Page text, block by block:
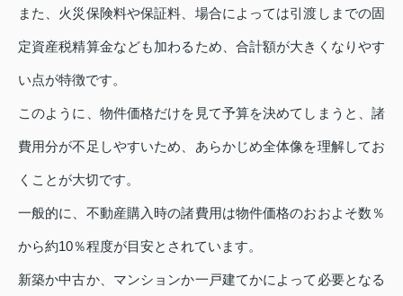
また、火災保険料や保証料、場合によっては引渡しまでの固
定資産税精算金なども加わるため、合計額が大きくなりやす
い点が特徴です。
このように、物件価格だけを見て予算を決めてしまうと、諸
費用分が不足しやすいため、あらかじめ全体像を理解してお
くことが大切です。
一般的に、不動産購入時の諸費用は物件価格のおおよそ数％
から約10％程度が目安とされています。
新築か中古か、マンションか一戸建てかによって必要となる